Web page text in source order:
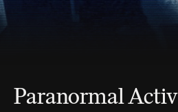
Paranormal